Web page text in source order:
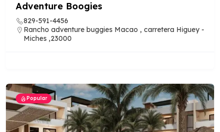
Adventure Boogies
829-591-4456
Rancho adventure buggies Macao , carretera Higuey -
Miches ,23000
Popular